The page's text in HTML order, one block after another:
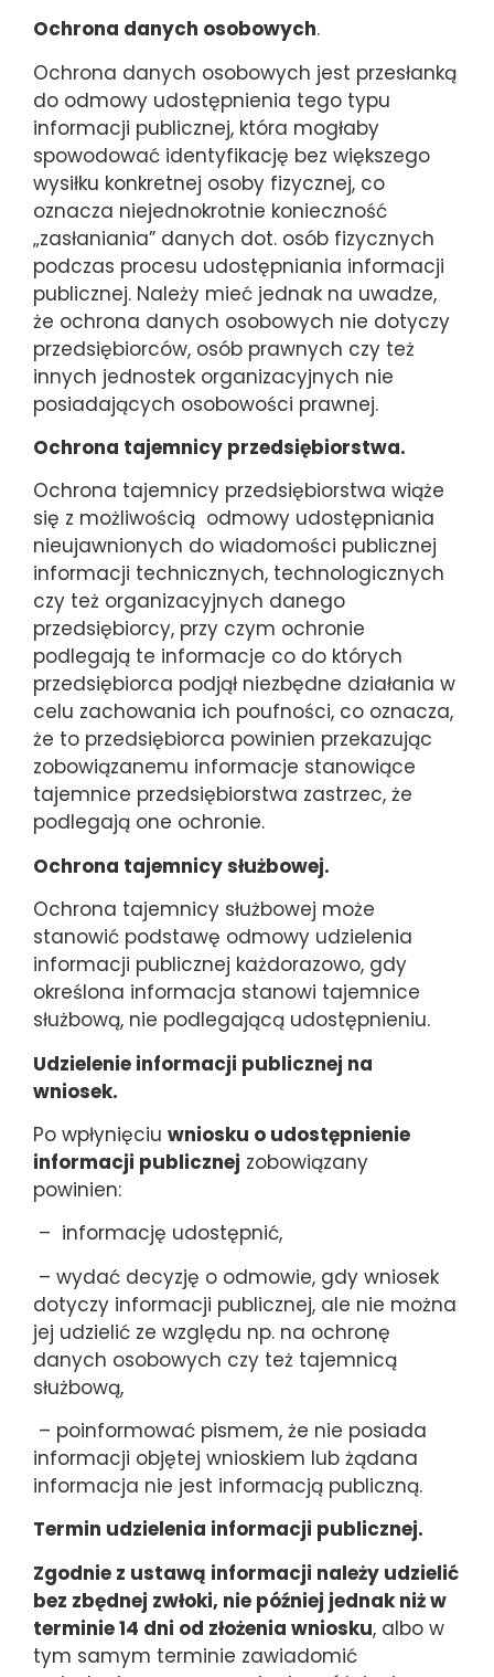
Ochrona danych osobowych.
Ochrona danych osobowych jest przesłanką
do odmowy udostępnienia tego typu
informacji publicznej, która mogłaby
spowodować identyfikację bez większego
wysiłku konkretnej osoby fizycznej, co
oznacza niejednokrotnie konieczność
„zasłaniania” danych dot. osób fizycznych
podczas procesu udostępniania informacji
publicznej. Należy mieć jednak na uwadze,
że ochrona danych osobowych nie dotyczy
przedsiębiorców, osób prawnych czy też
innych jednostek organizacyjnych nie
posiadających osobowości prawnej.
Ochrona tajemnicy przedsiębiorstwa.
Ochrona tajemnicy przedsiębiorstwa wiąże
się z możliwością odmowy udostępniania
nieujawnionych do wiadomości publicznej
informacji technicznych, technologicznych
czy też organizacyjnych danego
przedsiębiorcy, przy czym ochronie
podlegają te informacje co do których
przedsiębiorca podjął niezbędne działania w
celu zachowania ich poufności, co oznacza,
że to przedsiębiorca powinien przekazując
zobowiązanemu informacje stanowiące
tajemnice przedsiębiorstwa zastrzec, że
podlegają one ochronie.
Ochrona tajemnicy służbowej.
Ochrona tajemnicy służbowej może
stanowić podstawę odmowy udzielenia
informacji publicznej każdorazowo, gdy
określona informacja stanowi tajemnice
służbową, nie podlegającą udostępnieniu.
Udzielenie informacji publicznej na
wniosek.
Po wpłynięciu wniosku o udostępnienie
informacji publicznej zobowiązany
powinien:
– informację udostępnić,
– wydać decyzję o odmowie, gdy wniosek
dotyczy informacji publicznej, ale nie można
jej udzielić ze względu np. na ochronę
danych osobowych czy też tajemnicą
służbową,
– poinformować pismem, że nie posiada
informacji objętej wnioskiem lub żądana
informacja nie jest informacją publiczną.
Termin udzielenia informacji publicznej.
Zgodnie z ustawą informacji należy udzielić
bez zbędnej zwłoki, nie później jednak niż w
terminie 14 dni od złożenia wniosku, albo w
tym samym terminie zawiadomić